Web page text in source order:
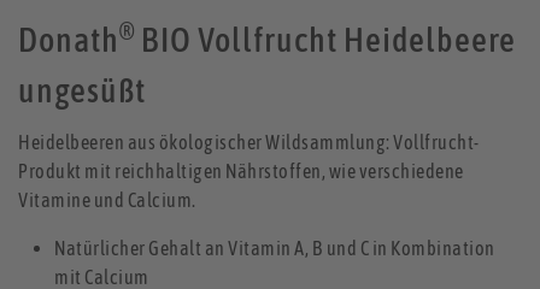
Donath® BIO Vollfrucht Heidelbeere
ungesüßt
Heidelbeeren aus ökologischer Wildsammlung: Vollfrucht-
Produkt mit reichhaltigen Nährstoffen, wie verschiedene
Vitamine und Calcium.
Natürlicher Gehalt an Vitamin A, B und C in Kombination
mit Calcium